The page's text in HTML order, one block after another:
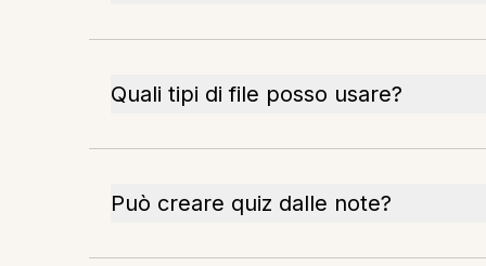
Quali tipi di file posso usare?
Può creare quiz dalle note?